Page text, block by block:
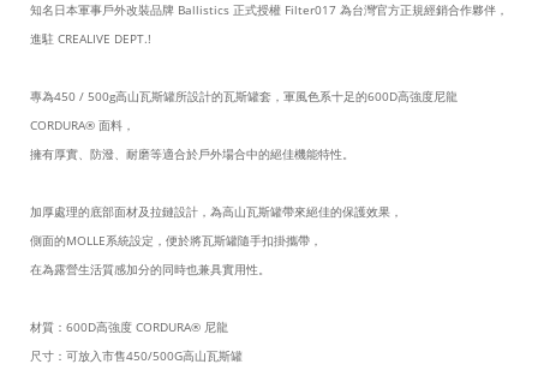
知名日本軍事戶外改裝品牌 Ballistics 正式授權 Filter017 為台灣官方正規經銷合作夥伴，
進駐 CREALIVE DEPT.!
專為450 / 500g高山瓦斯罐所設計的瓦斯罐套 ， 軍風色系十足的600D高強度尼龍
CORDURA® 面料，
擁有厚實、防潑、耐磨等適合於戶外場合中的絕佳機能特性。
加厚處理的底部面材及拉鏈設計 ，為高山瓦斯罐帶來絕佳的保護效果，
側面的MOLLE系統設定，便於將瓦斯罐隨手扣掛攜帶，
在為露營生活質感加分的同時也兼具實用性。
材質： 600D高強度 CORDURA® 尼龍
尺寸：可放入市售450/500G高山瓦斯罐